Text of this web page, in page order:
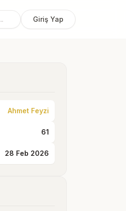
Giriş Yap
Ahmet Feyzi
61
28 Feb 2026